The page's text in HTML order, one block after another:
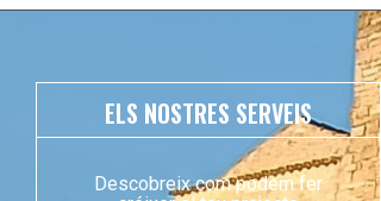
ELS NOSTRES SERVEIS
Descobreix com podem fer